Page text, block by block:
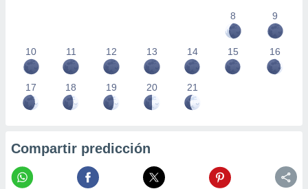
8
9
10 11 12 13 14 15 16
17 18 19 20 21
Compartir predicción